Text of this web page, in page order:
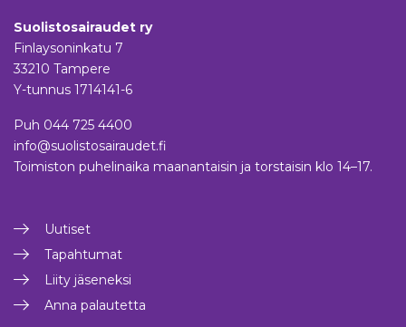
Suolistosairaudet ry
Finlaysoninkatu 7
33210 Tampere
Y-tunnus 1714141-6
Puh 044 725 4400
info@suolistosairaudet.fi
Toimiston puhelinaika maanantaisin ja torstaisin klo 14–17.
Uutiset
Tapahtumat
Liity jäseneksi
Anna palautetta